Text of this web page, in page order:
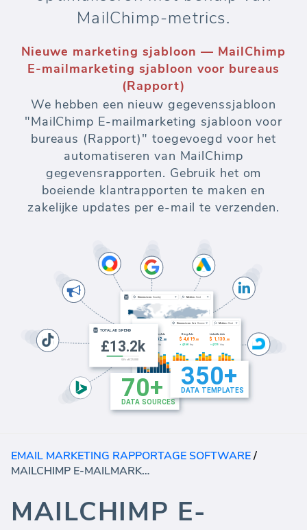
MailChimp-metrics.
Nieuwe marketing sjabloon — MailChimp
E-mailmarketing sjabloon voor bureaus
(Rapport)
We hebben een nieuw gegevenssjabloon
"MailChimp E-mailmarketing sjabloon voor
bureaus (Rapport)" toegevoegd voor het
automatiseren van MailChimp
gegevensrapporten. Gebruik het om
boeiende klantrapporten te maken en
zakelijke updates per e-mail te verzenden.
EMAIL MARKETING RAPPORTAGE SOFTWARE/
MAILCHIMP E-MAILMARKETING SJABLOON VOOR BUREAUS (RAPPORT)
MAILCHIMP E-